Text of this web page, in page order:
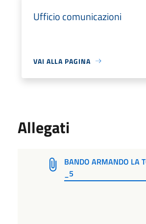
Ufficio comunicazioni
VAI ALLA PAGINA
Allegati
BANDO ARMANDO LA
_5